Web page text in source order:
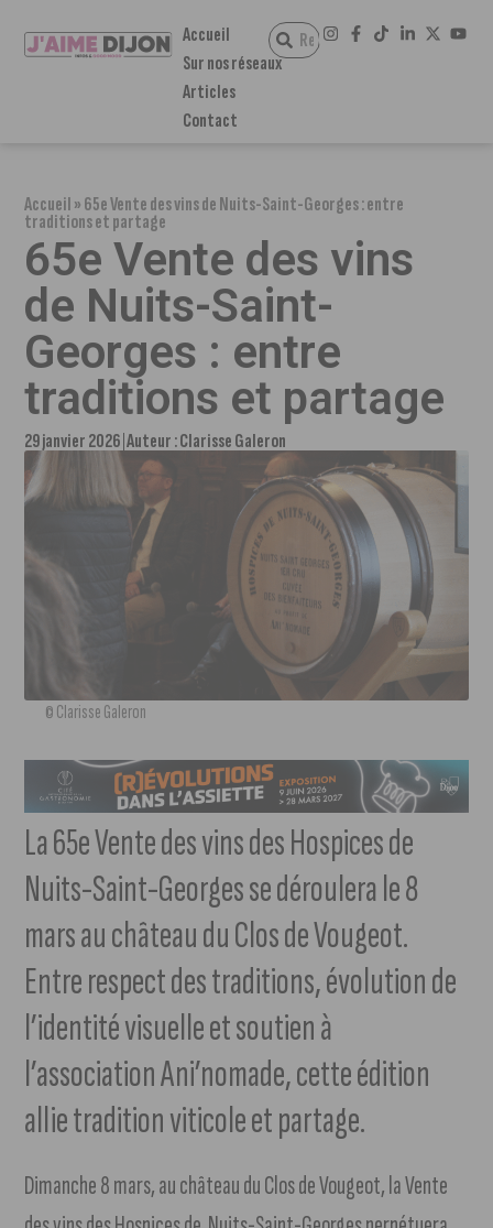
Accueil
Sur nos réseaux
Articles
Contact
Accueil»65e Vente des vins de Nuits-Saint-Georges : entre
traditions et partage
65e Vente des vins
de Nuits-Saint-
Georges : entre
traditions et partage
29 janvier 2026 Auteur :Clarisse Galeron
© Clarisse Galeron
La 65e Vente des vins des Hospices de
Nuits-Saint-Georges se déroulera le 8
mars au château du Clos de Vougeot.
Entre respect des traditions, évolution de
l’identité visuelle et soutien à
l’association Ani’nomade, cette édition
allie tradition viticole et partage.
Dimanche 8 mars, au château du Clos de Vougeot, la Vente